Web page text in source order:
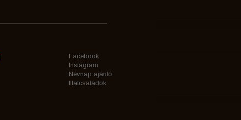
Facebook
Instagram
Névnap ajánló
Illatcsaládok